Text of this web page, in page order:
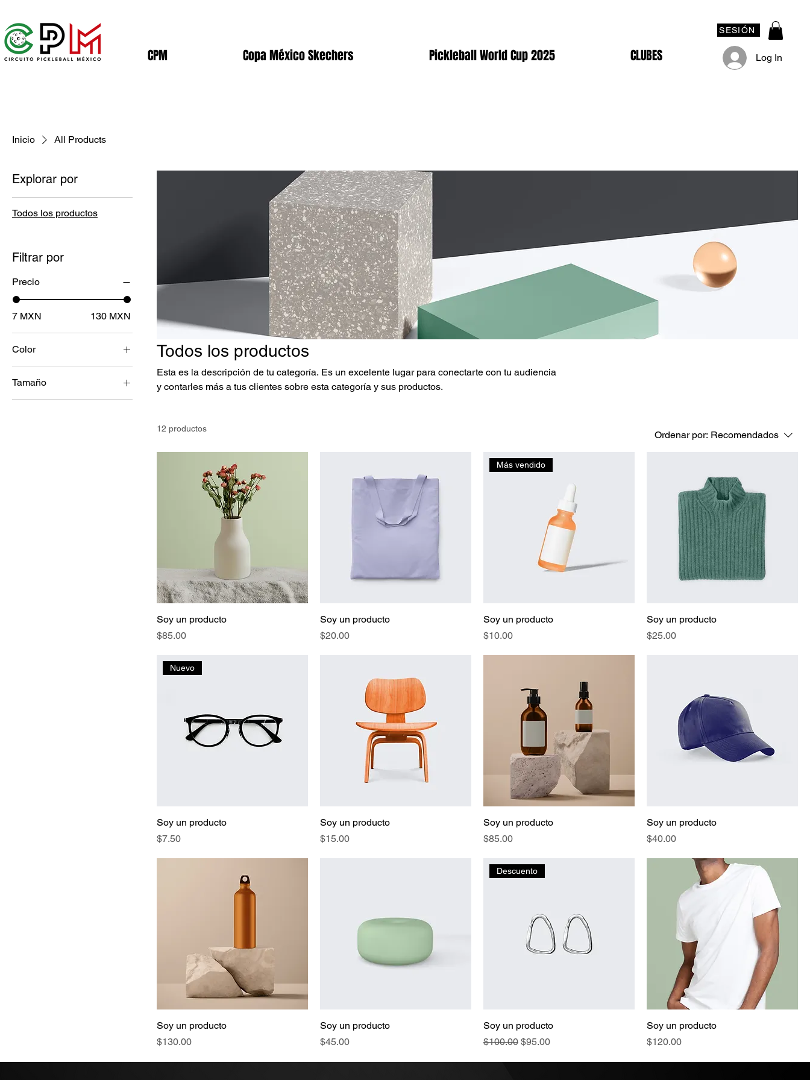
CPM Copa México Skechers Pickleball World Cup 2025 CLUBES
SESIÓN
Log In
Inicio All Products
Explorar por
Todos los productos
Filtrar por
Precio
7 MXN 130 MXN
Color
Tamaño
Grande
Todos los productos
Esta es la descripción de tu categoría. Es un excelente lugar para conectarte con tu audiencia
y contarles más a tus clientes sobre esta categoría y sus productos.
12 productos
Ordenar por: Recomendados
Soy un producto
Precio
$85.00
Soy un producto
Precio
$20.00
Más vendido
Soy un producto
Precio
$10.00
Soy un producto
Precio
$25.00
Nuevo
Soy un producto
Precio
$7.50
Soy un producto
Precio
$15.00
Soy un producto
Precio
$85.00
Soy un producto
Precio
$40.00
Soy un producto
Precio
$130.00
Soy un producto
Precio
$45.00
Descuento
Soy un producto
Precio
$100.00 Precio de oferta
$95.00
Soy un producto
Precio
$120.00